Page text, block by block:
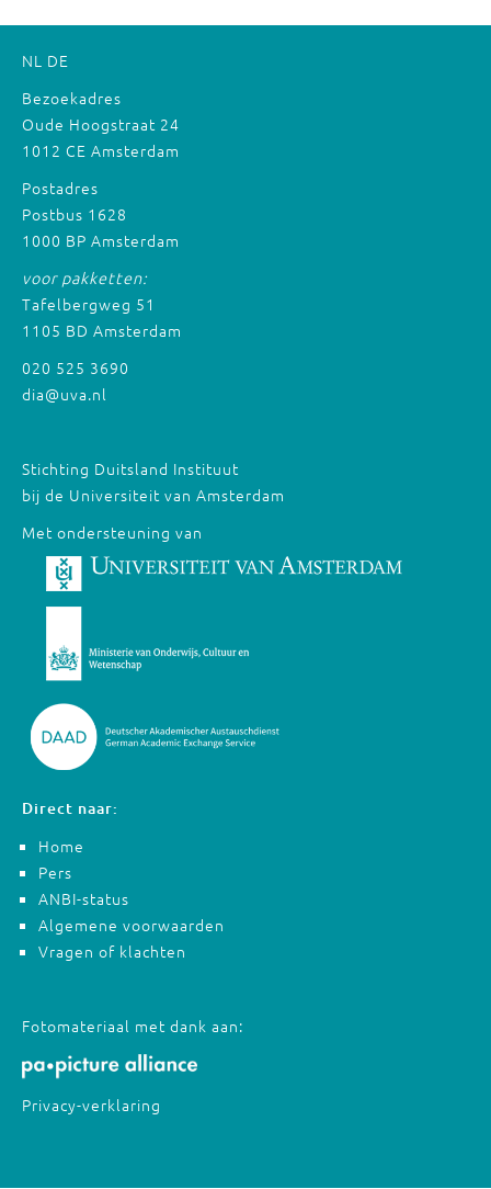
NL DE
Bezoekadres
Oude Hoogstraat 24
1012 CE Amsterdam
Postadres
Postbus 1628
1000 BP Amsterdam
voor pakketten:
Tafelbergweg 51
1105 BD Amsterdam
020 525 3690
dia@uva.nl
Stichting Duitsland Instituut
bij de Universiteit van Amsterdam
Met ondersteuning van
Direct naar:
Home
Pers
ANBI-status
Algemene voorwaarden
Vragen of klachten
Fotomateriaal met dank aan:
Privacy-verklaring